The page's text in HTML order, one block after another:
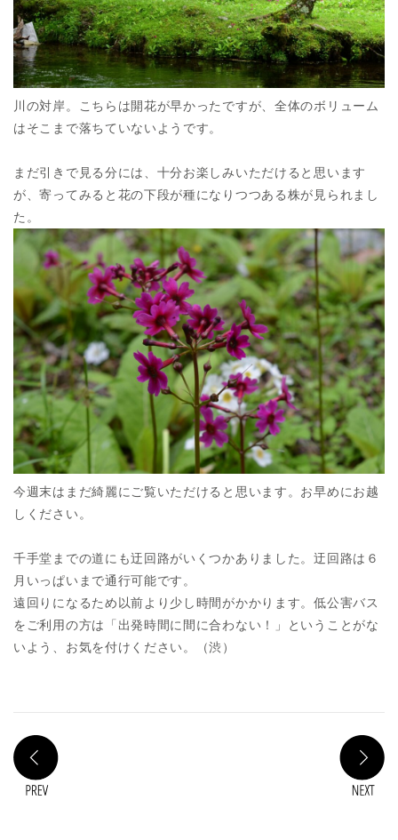
川の対岸。こちらは開花が早かったですが、全体のボリューム
はそこまで落ちていないようです。
まだ引きで見る分には、十分お楽しみいただけると思います
が、寄ってみると花の下段が種になりつつある株が見られまし
た。
今週末はまだ綺麗にご覧いただけると思います。お早めにお越
しください。
千手堂までの道にも迂回路がいくつかありました。迂回路は６
月いっぱいまで通行可能です。
遠回りになるため以前より少し時間がかかります。低公害バス
をご利用の方は「出発時間に間に合わない！」ということがな
いよう、お気を付けください。（渋）